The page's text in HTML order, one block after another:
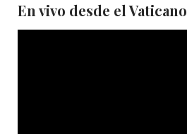
En vivo desde el Vaticano